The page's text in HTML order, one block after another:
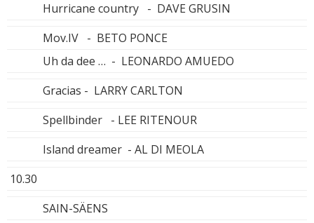
Hurricane country - DAVE GRUSIN
Mov.IV - BETO PONCE
Uh da dee … - LEONARDO AMUEDO
Gracias - LARRY CARLTON
Spellbinder - LEE RITENOUR
Island dreamer - AL DI MEOLA
10.30
SAIN-SÄENS